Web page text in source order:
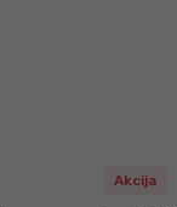
hlače
podstavu
Akcija